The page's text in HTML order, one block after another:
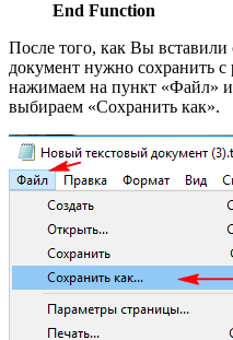
End Function
После того, как Вы вставили
документ нужно сохранить
нажимаем на пункт «Файл»
выбираем «Сохранить как».